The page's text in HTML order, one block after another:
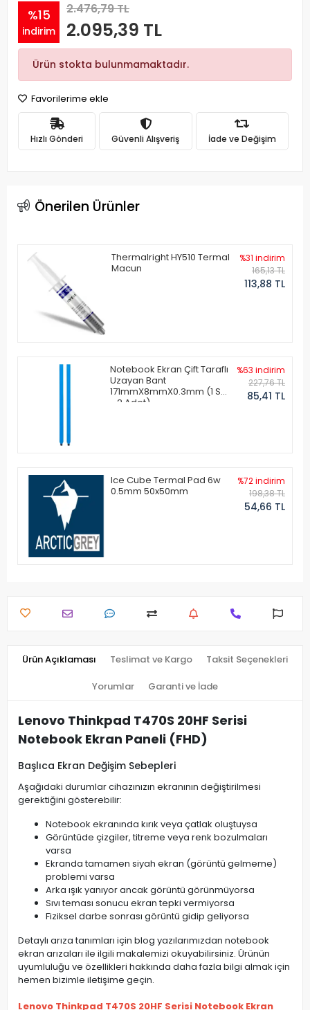
%15
indirim
2.476,79 TL
2.095,39 TL
Ürün stokta bulunmamaktadır.
Favorilerime ekle
Hızlı Gönderi Güvenli Alışveriş İade ve Değişim
Önerilen Ürünler
Thermalright HY510 Termal
Macun
%31 indirim
165,13 TL
113,88 TL
Notebook Ekran Çift Taraflı
Uzayan Bant
171mmX8mmX0.3mm (1 Set
- 2 Adet)
%63 indirim
227,76 TL
85,41 TL
Ice Cube Termal Pad 6w
0.5mm 50x50mm
%72 indirim
198,38 TL
54,66 TL
Ürün Açıklaması Teslimat ve Kargo Taksit Seçenekleri
Yorumlar Garanti ve İade
Lenovo Thinkpad T470S 20HF Serisi
Notebook Ekran Paneli (FHD)
Başlıca Ekran Değişim Sebepleri
Aşağıdaki durumlar cihazınızın ekranının değiştirilmesi
gerektiğini gösterebilir:
Notebook ekranında kırık veya çatlak oluştuysa
Görüntüde çizgiler, titreme veya renk bozulmaları
varsa
Ekranda tamamen siyah ekran (görüntü gelmeme)
problemi varsa
Arka ışık yanıyor ancak görüntü görünmüyorsa
Sıvı teması sonucu ekran tepki vermiyorsa
Fiziksel darbe sonrası görüntü gidip geliyorsa
Detaylı arıza tanımları için blog yazılarımızdan notebook
ekran arızaları ile ilgili makalemizi okuyabilirsiniz. Ürünün
uyumluluğu ve özellikleri hakkında daha fazla bilgi almak için
hemen bizimle iletişime geçin.
Lenovo Thinkpad T470S 20HF Serisi Notebook Ekran